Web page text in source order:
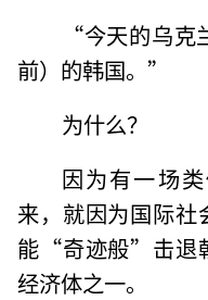
“今天的乌克
前）的韩国。”
为什么？
因为有一场
来，就因为国际社
能“奇迹般”击退
经济体之一。